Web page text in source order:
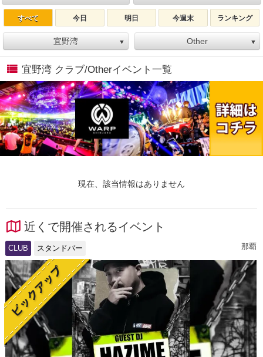
すべて 今日 明日 今週末 ランキング
宜野湾 ▼ Other ▼
宜野湾 クラブ/Otherイベント一覧
現在、該当情報はありません
近くで開催されるイベント
CLUB スタンドバー 那覇